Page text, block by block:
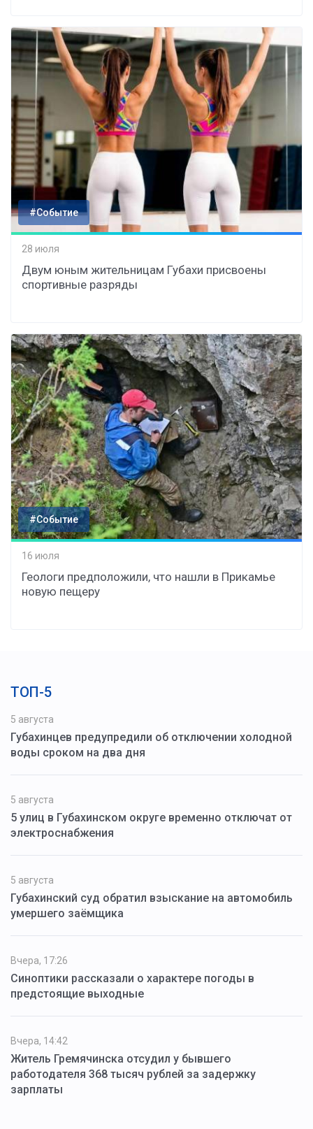
#Событие
28 июля
Двум юным жительницам Губахи присвоены
спортивные разряды
#Событие
16 июля
Геологи предположили, что нашли в Прикамье
новую пещеру
ТОП-5
5 августа
Губахинцев предупредили об отключении холодной
воды сроком на два дня
5 августа
5 улиц в Губахинском округе временно отключат от
электроснабжения
5 августа
Губахинский суд обратил взыскание на автомобиль
умершего заёмщика
Вчера, 17:26
Синоптики рассказали о характере погоды в
предстоящие выходные
Вчера, 14:42
Житель Гремячинска отсудил у бывшего
работодателя 368 тысяч рублей за задержку
зарплаты